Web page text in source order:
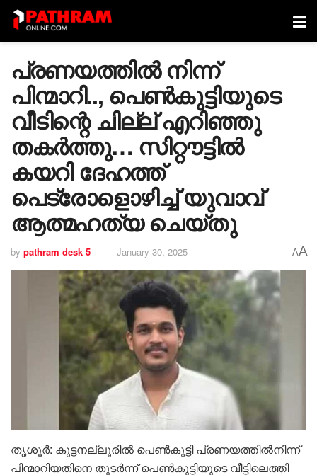
പ്രണയത്തിൽ നിന്ന്
പിന്മാറി.., പെൺകുട്ടിയുടെ
വീടിന്റെ ചില്ല് എറിഞ്ഞു
തകർത്തു… സിറ്റൗട്ടിൽ
കയറി ദേഹത്ത്
പെട്രോളൊഴിച്ച് യുവാവ്
ആത്മഹത്യ ചെയ്തു
by pathram desk 5 January 30, 2025 AA
തൃ​ശൂ​ർ: കു​ട്ട​ന​ല്ലൂ​രി​ൽ പെ​ൺ​കു​ട്ടി പ്ര​ണ​യ​ത്തി​ൽ​നി​ന്ന്
പി​ന്മാ​റി​യ​തി​നെ തുടർന്ന് പെൺകുട്ടിയുടെ വീട്ടിലെത്തി